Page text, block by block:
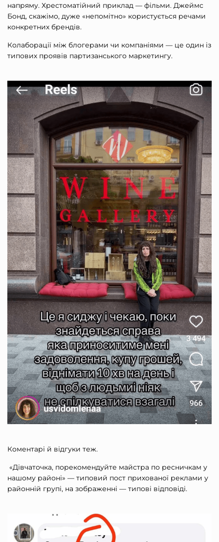
напряму. Хрестоматійний приклад — фільми. Джеймс
Бонд, скажімо, дуже «непомітно» користується речами
конкретних брендів.
Колаборації між блогерами чи компаніями — це один із
типових проявів партизанського маркетингу.
Коментарі й відгуки теж.
«Дівчаточка, порекомендуйте майстра по ресничкам у
нашому районі» — типовий пост прихованої реклами у
районній групі, на зображенні — типові відповіді.